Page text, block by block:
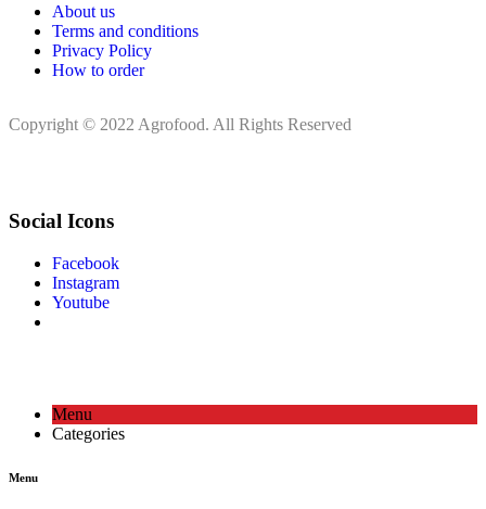
About us
Terms and conditions
Privacy Policy
How to order
Copyright © 2022 Agrofood. All Rights Reserved
Social Icons
Facebook
Instagram
Youtube
Menu
Categories
Menu